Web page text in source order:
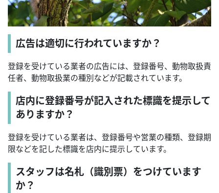
広告は適切に行われていますか？
登録を受けている業者の広告には、登録番号、動物取扱責
任者、動物取扱業の種別などが記載されています。
店内に登録番号が記入された標識を提示して
ありますか？
登録を受けている業者は、登録番号や営業の種類、登録期
限などを記した標識を店内に提示しています。
スタッフは名札（識別票）をつけています
か？